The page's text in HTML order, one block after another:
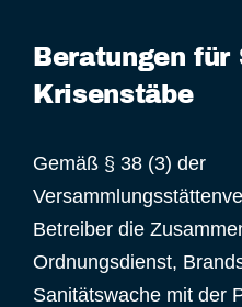
Beratungen für
Krisenstäbe
Gemäß § 38 (3) der
Betreiber die
Ordnungsdienst,
Sanitätswache mit der